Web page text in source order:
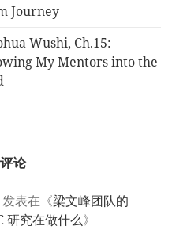
Journey
Wushi, Ch.15:
My Mentors into the
论
发表在《梁文峰团队的
研究在做什么》